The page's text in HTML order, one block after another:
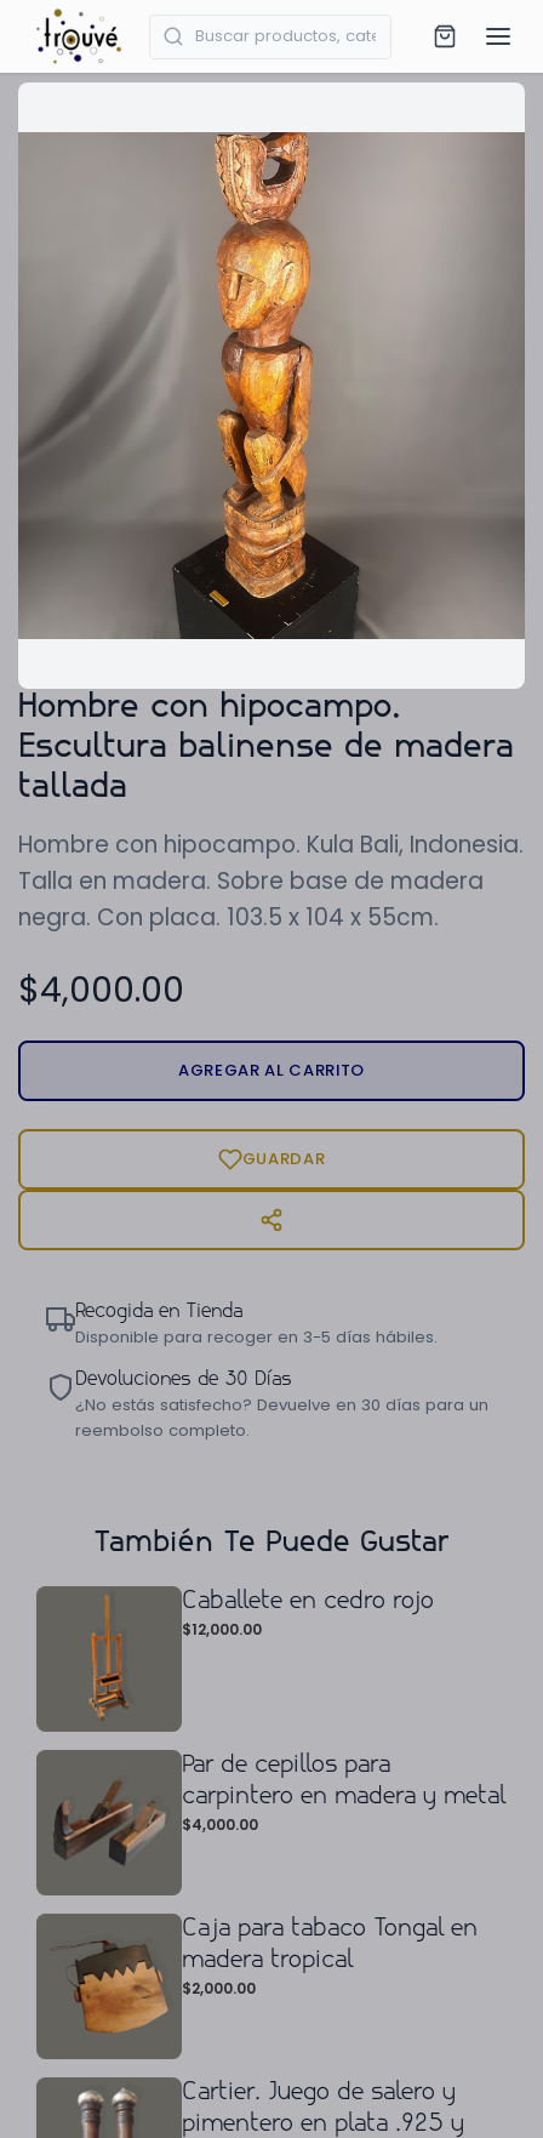
Hombre con hipocampo.
Escultura balinense de madera
tallada
Hombre con hipocampo. Kula Bali, Indonesia.
Talla en madera. Sobre base de madera
negra. Con placa. 103.5 x 104 x 55cm.
$4,000.00
AGREGAR AL CARRITO
GUARDAR
Recogida en Tienda
Disponible para recoger en 3-5 días hábiles.
Devoluciones de 30 Días
¿No estás satisfecho? Devuelve en 30 días para un
reembolso completo.
También Te Puede Gustar
Caballete en cedro rojo
$12,000.00
Par de cepillos para
carpintero en madera y metal
$4,000.00
Caja para tabaco Tongal en
madera tropical
$2,000.00
Cartier. Juego de salero y
pimentero en plata .925 y